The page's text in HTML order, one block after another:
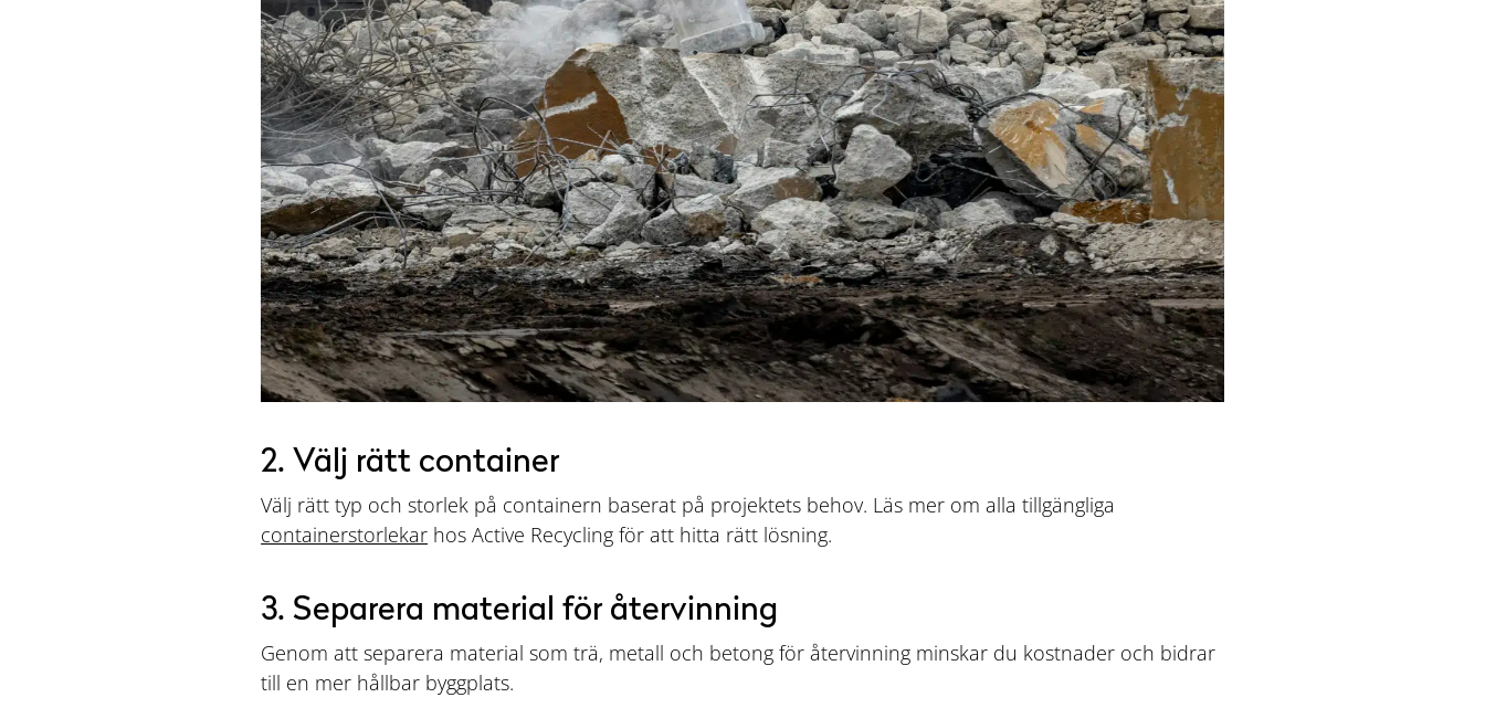
2. Välj rätt container
Välj rätt typ och storlek på containern baserat på projektets behov. Läs mer om alla tillgängliga
containerstorlekar hos Active Recycling för att hitta rätt lösning.
3. Separera material för återvinning
Genom att separera material som trä, metall och betong för återvinning minskar du kostnader och bidrar
till en mer hållbar byggplats.